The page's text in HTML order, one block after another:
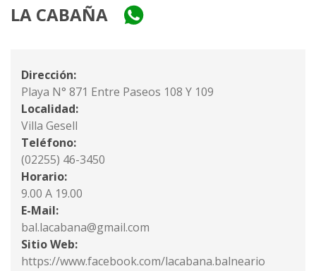
LA CABAÑA
Dirección:
Playa N° 871 Entre Paseos 108 Y 109
Localidad:
Villa Gesell
Teléfono:
(02255) 46-3450
Horario:
9.00 A 19.00
E-Mail:
bal.lacabana@gmail.com
Sitio Web:
https://www.facebook.com/lacabana.balneario